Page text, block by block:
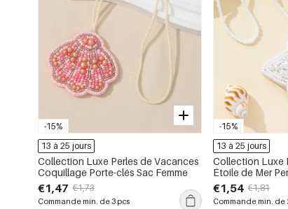
-15%
13 à 25 jours
Collection Luxe Perles de Vacances
Coquillage Porte-clés Sac Femme
€1,47 €1,73
Commande min. de 3 pcs
-15%
13 à 25 jours
Collection Luxe
Étoile de Mer
Breloques de
€1,54 €1,81
Commande min. de